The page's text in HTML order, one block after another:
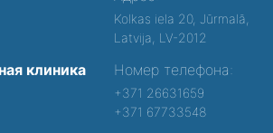
Kolkas iela 20, Jūrmalā,
Latvija, LV-2012
клиника Номер телефона:
+371 26631659
+371 67733548